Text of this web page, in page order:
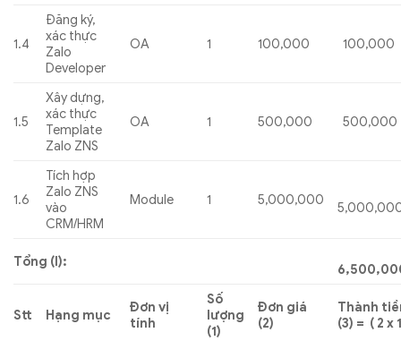
1.4
Đăng ký,
xác thực
Zalo
Developer
OA 1 100,000 100,000
1.5
Xây dựng,
xác thực
Template
Zalo ZNS
OA 1 500,000 500,000
1.6
Tích hợp
Zalo ZNS
vào
CRM/HRM
Module 1 5,000,000
Tổng (I):
Stt Hạng mục
Đơn vị
tính
Số
lượng
(1)
Đơn giá
(2)
Thành
(3) = ( 2 x